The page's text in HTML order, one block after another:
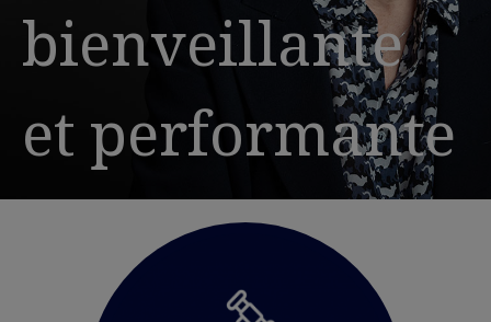
bienveillante
et performante